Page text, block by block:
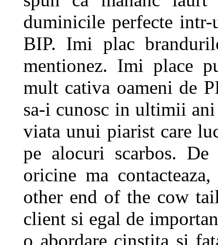
duminicile perfecte
BIP. Imi plac
mentionez. Imi place
mult cativa oameni de
sa-i cunosc in ultimii
viata unui piarist care
pe alocuri scarbos.
oricine ma
other end of the cow
client si egal de
o abordare cinstita si